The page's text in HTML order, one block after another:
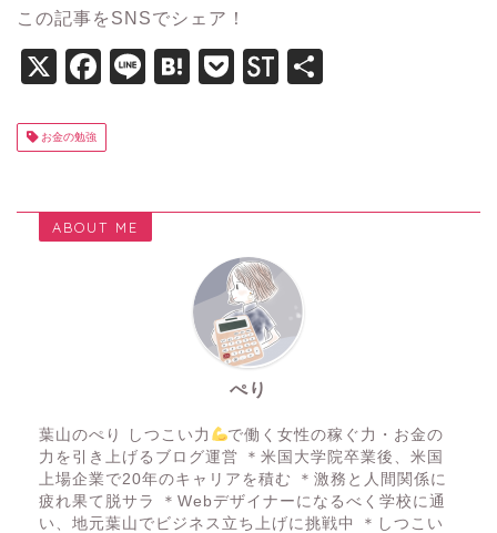
この記事をSNSでシェア！
X
F
c
b
o
Li
H
a
P
et
St
T
ts
お金の勉強
ABOUT ME
ぺり
葉山のぺり しつこい力
で働く女性の稼ぐ力・お金の
力を引き上げるブログ運営 ＊米国大学院卒業後、米国
上場企業で20年のキャリアを積む ＊激務と人間関係に
疲れ果て脱サラ ＊Webデザイナーになるべく学校に通
い、地元葉山でビジネス立ち上げに挑戦中 ＊しつこい